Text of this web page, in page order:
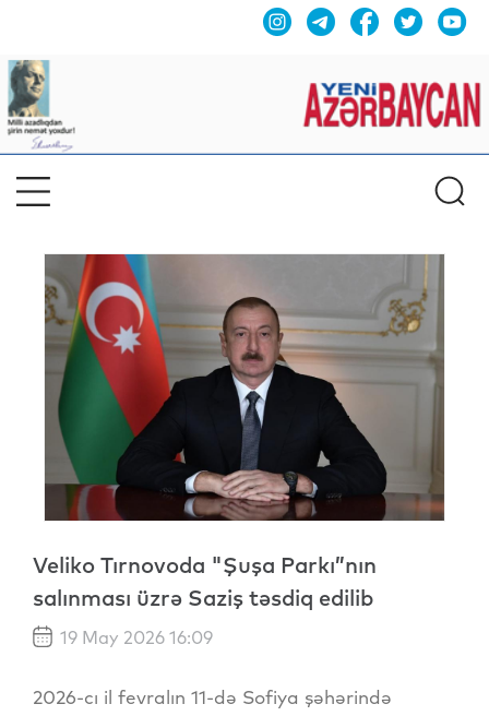
Veliko Tırnovoda "Şuşa Parkı”nın
salınması üzrə Saziş təsdiq edilib
19 May 2026 16:09
2026-cı il fevralın 11-də Sofiya şəhərində